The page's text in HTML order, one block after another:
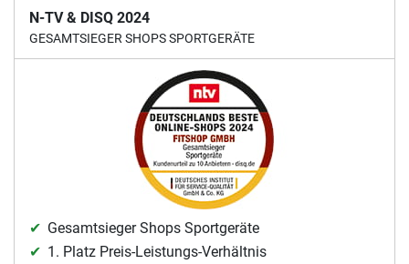
N-TV & DISQ 2024
GESAMTSIEGER SHOPS SPORTGERÄTE
Gesamtsieger Shops Sportgeräte
1. Platz Preis-Leistungs-Verhältnis